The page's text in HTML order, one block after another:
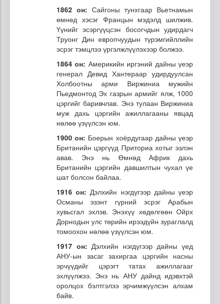
1862 он: Сайгоны тунхгаар Вьетнамын
өмнөд хэсэг Францын мэдэлд шилжив.
Үүнийг эсэргүүцсэн босогчдын удирдагч
Труонг Дин европчуудын түрэмгийллийн
эсрэг тэмцлээ үргэлжлүүлэхээр болжээ.
1864 он: Америкийн иргэний дайны үеэр
генерал Девид Хантераар удирдуулсан
Холбоотны арми Виржиниа мужийн
Пьедмонтод Эх газрын армийг ялж, 1000
цэргийг баривчлав. Энэ тулаан Виржиниа
муж дахь цэргийн ажиллагааны явцад
нөлөө үзүүлсэн юм.
1900 он: Боерын хоёрдугаар дайны үеэр
Британийн цэргүүд Приториа хотыг эзлэн
авав. Энэ нь Өмнөд Африк дахь
Британийн цэргийн давшилтын чухал үе
шат болсон байлаа.
1916 он: Дэлхийн нэгдүгээр дайны үеэр
Османы эзэнт гүрний эсрэг Арабын
хувьсгал эхлэв. Энэхүү хөдөлгөөн Ойрх
Дорнодын улс төрийн ирээдүйн зураглалд
томоохон нөлөө үзүүлсэн юм.
1917 он: Дэлхийн нэгдүгээр дайны үед
АНУ-ын засаг захиргаа цэргийн насны
эрчүүдийг цэрэгт татах ажиллагааг
эхлүүлжээ. Энэ нь АНУ дайнд идэвхтэй
оролцох бэлтгэлээ эрчимжүүлсэн алхам
байв.